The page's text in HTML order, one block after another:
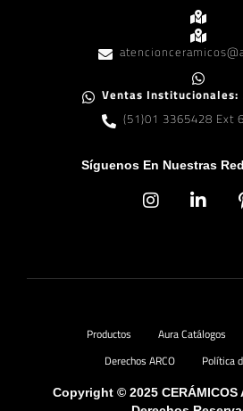
Ventas Institucionales:
(51)01 3365428 Ext
Síguenos En Nuestras
Productos Aura Catálogos
Derechos ARCO
Política
Copyright © 2025 CERÁMICOS